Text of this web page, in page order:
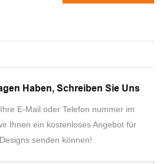
Haben, Schreiben Sie Uns
E-Mail oder Telefon nummer im
Ihnen ein kostenloses Angebot für
senden können!